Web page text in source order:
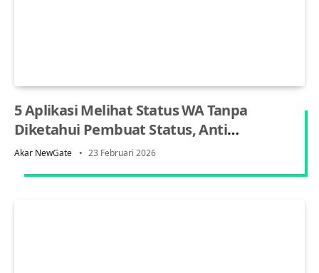
5 Aplikasi Melihat Status WA Tanpa
Diketahui Pembuat Status, Anti
Ketahuan 100%
Akar NewGate 23 Februari 2026